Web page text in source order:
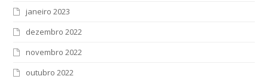
janeiro 2023
dezembro 2022
novembro 2022
outubro 2022